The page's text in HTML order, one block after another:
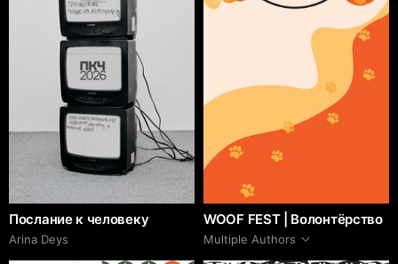
Послание к человеку
Arina Deys
WOOF FEST | Волонтёрство
Multiple Authors